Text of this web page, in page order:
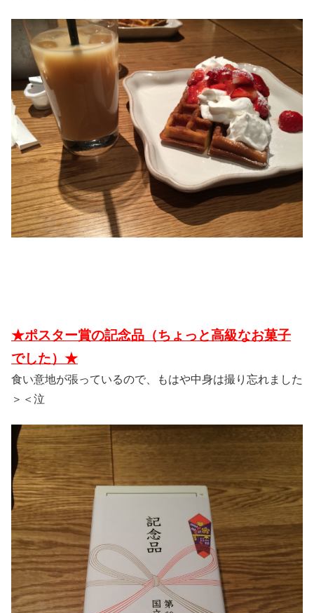
★ポスター賞の記念品（ちょっと高級なお菓子
でした）★
食い意地が張っているので、もはや中身は撮り忘れました
＞＜泣